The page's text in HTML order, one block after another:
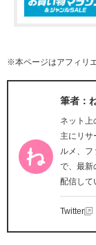
※本ページはアフィリ
筆者：
ネット上
主にリサ
ルメ、フ
で、最新
配信して
Twitter